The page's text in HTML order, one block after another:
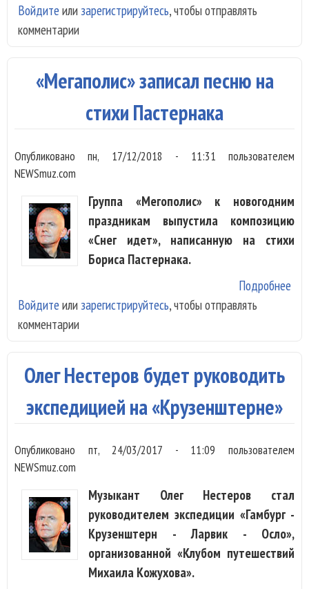
Войдите или зарегистрируйтесь, чтобы отправлять
комментарии
«Мегаполис» записал песню на
стихи Пастернака
Опубликованопн, 17/12/2018 - 11:31 пользователем
NEWSmuz.com
Группа «Мегополис» к новогодним
праздникам выпустила композицию
«Снег идет», написанную на стихи
Бориса Пастернака.
Подробнее
Войдите или зарегистрируйтесь, чтобы отправлять
комментарии
Олег Нестеров будет руководить
экспедицией на «Крузенштерне»
Опубликовано пт, 24/03/2017 - 11:09 пользователем
NEWSmuz.com
Музыкант Олег Нестеров стал
руководителем экспедиции «Гамбург -
Крузенштерн - Ларвик - Осло»,
организованной «Клубом путешествий
Михаила Кожухова».